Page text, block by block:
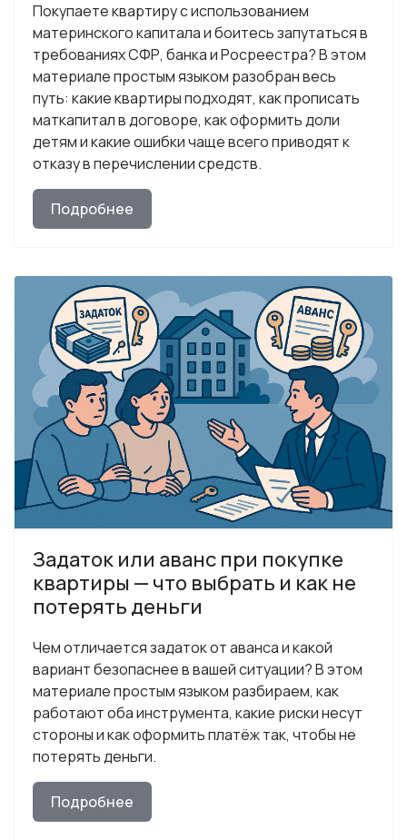
Покупаете квартиру с использованием
материнского капитала и боитесь запутаться в
требованиях СФР, банка и Росреестра? В этом
материале простым языком разобран весь
путь: какие квартиры подходят, как прописать
маткапитал в договоре, как оформить доли
детям и какие ошибки чаще всего приводят к
отказу в перечислении средств.
Подробнее
Задаток или аванс при покупке
квартиры — что выбрать и как не
потерять деньги
Чем отличается задаток от аванса и какой
вариант безопаснее в вашей ситуации? В этом
материале простым языком разбираем, как
работают оба инструмента, какие риски несут
стороны и как оформить платёж так, чтобы не
потерять деньги.
Подробнее